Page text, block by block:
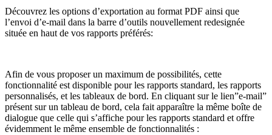
Découvrez les options d’exportation au format PDF ainsi que
l’envoi d’e-mail dans la barre d’outils nouvellement redesignée
située en haut de vos rapports préférés:
Afin de vous proposer un maximum de possibilités, cette
fonctionnalité est disponible pour les rapports standard, les rapports
personnalisés, et les tableaux de bord. En cliquant sur le lien”e-mail”
présent sur un tableau de bord, cela fait apparaître la même boîte de
dialogue que celle qui s’affiche pour les rapports standard et offre
évidemment le même ensemble de fonctionnalités :